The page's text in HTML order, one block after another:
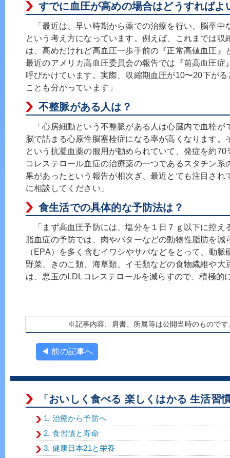
すでに血圧が高めの場合はどうすればよ
「最近は、早い時期から薬での治療を行い、脳卒中
という考え方になっています。例えば、これまでは収
は、高めだけれど高血圧一歩手前の『正常高値血圧』
最近のアメリカ高血圧委員会の報告では『前高血圧症
呼びかけています。実際、収縮期血圧が10〜20下が
ことも分かっています」
不整脈がある人は？
「心房細動という不整脈がある人は心臓内で血栓が
脳で詰まる心原性脳塞栓症になる率が高くなります。
という抗凝血薬の服用が勧められていて、発症を約
コレステロール血症の治療薬の一つであるスタチン系
果があったという報告が相次ぎ、最近とても注目され
に相談してください」
食生活での具体的な予防法は？
「まず高血圧予防には、塩分を１日７ｇ以下に控え
脂血症の予防では、肉やバターなどの動物性脂肪を減
（EPA）を多く含むイワシやサバなどをとって、動
野菜、きのこ類、海草類、イモ類などの食物繊維や大
は、悪玉のLDLコレステロールを減らすので、積極的
※記事内容、肩書、所属等は公開当時のもので
◀ 前の記事へ
「おいしく食べる 楽しくはかる 生活習
1. 治療から予防へ
2. 食習慣と寿命
3. 健康日本21と栄養